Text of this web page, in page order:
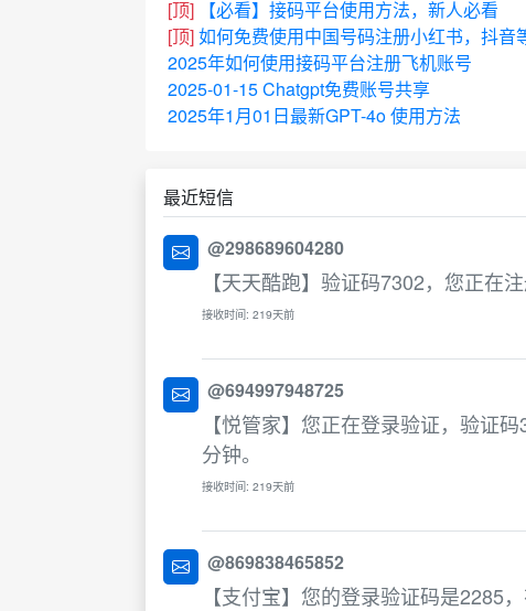
[顶]
【必看】接码平台使用方法，新人必看
[顶]如何免费使用中国号码注册小红书，抖音
2025年如何使用接码平台注册飞机账号
2025-01-15 Chatgpt免费账号共享
2025年1月01日最新GPT-4o 使用方法
最近短信
@298689604280
【天天酷跑】验证码7302，您正在
接收时间: 219天前
@694997948725
【悦管家】您正在登录验证，验证
分钟。
接收时间: 219天前
@869838465852
【支付宝】您的登录验证码是2285